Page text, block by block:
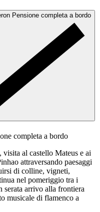
Pensione completa a bordo
completa a bordo
al castello Mateus e ai
attraversando paesaggi
di colline, vigneti,
nel pomeriggio tra i
arrivo alla frontiera
musicale di flamenco a